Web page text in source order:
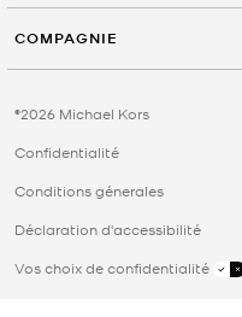
COMPAGNIE
©2026 Michael Kors
Confidentialité
Conditions génerales
Déclaration d'accessibilité
Vos choix de confidentialité